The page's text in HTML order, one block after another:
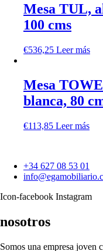
Mesa TUL,
100 cms
€536,25 Leer más
Mesa
blanca, 80
€113,85 Leer más
+34 627 08 53 01
Icon-facebook Instagram
nosotros
Somos una empresa